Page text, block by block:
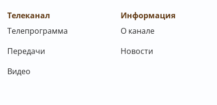
Телеканал
Телепрограмма
Передачи
Видео
Информация
О канале
Новости